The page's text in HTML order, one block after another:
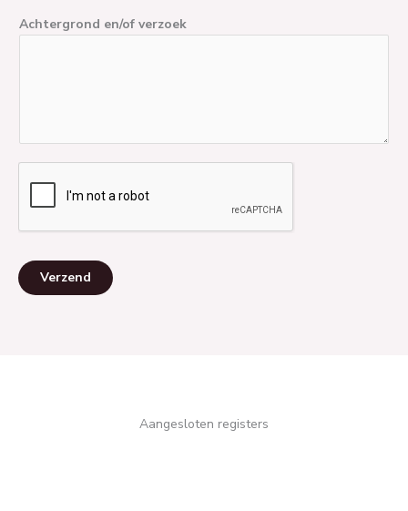
Achtergrond en/of verzoek
Verzend
Aangesloten registers